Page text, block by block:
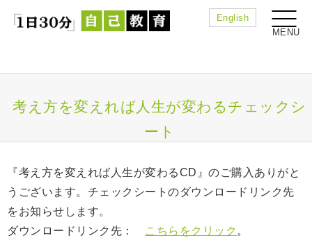
English
考え方を変えれば人生が変わるチェックシ
ート
『考え方を変えれば人生が変わるCD』のご購入ありがと
うございます。チェックシートのダウンロードリンク先
をお知らせします。
ダウンロードリンク先：
こちらをクリック 。